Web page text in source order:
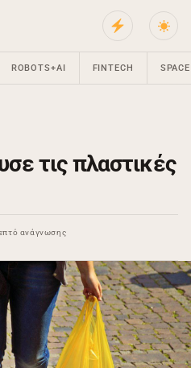
ROBOTS+AI FINTECH SPACE
τις πλαστικές
ανάγνωσης